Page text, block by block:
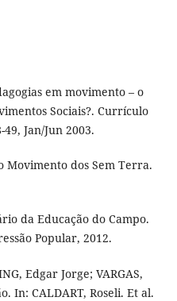
em movimento – o
Sociais?. Currículo
Jan/Jun 2003.
Movimento dos Sem Terra.
da Educação do Campo.
Popular, 2012.
Edgar Jorge; VARGAS,
In: CALDART, Roseli. Et al.